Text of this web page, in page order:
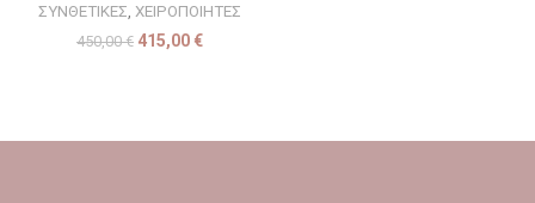
ΣΥΝΘΕΤΙΚΕΣ ΧΕΙΡΟΠΟΙΗΤΕΣ
450,00€ 415,00 €